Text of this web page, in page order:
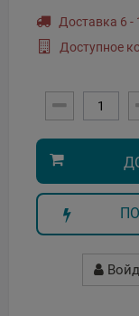
Доставка 6 -
Доступное